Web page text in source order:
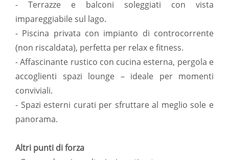
- Terrazze e balconi soleggiati con vista
impareggiabile sul lago.
- Piscina privata con impianto di controcorrente
(non riscaldata), perfetta per relax e fitness.
- Affascinante rustico con cucina esterna, pergola e
accoglienti spazi lounge – ideale per momenti
conviviali.
- Spazi esterni curati per sfruttare al meglio sole e
panorama.
Altri punti di forza